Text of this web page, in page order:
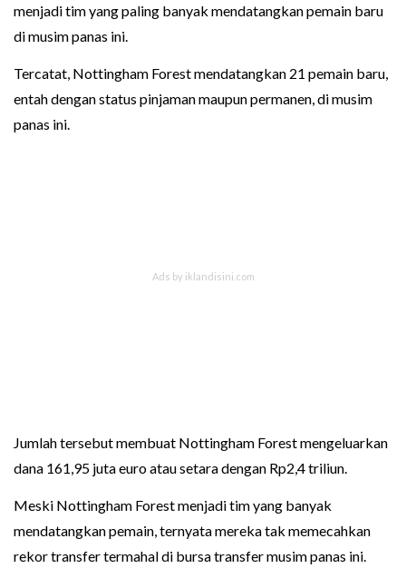
menjadi tim yang paling banyak mendatangkan pemain baru
di musim panas ini.
Tercatat, Nottingham Forest mendatangkan 21 pemain baru,
entah dengan status pinjaman maupun permanen, di musim
panas ini.
Jumlah tersebut membuat Nottingham Forest mengeluarkan
dana 161,95 juta euro atau setara dengan Rp2,4 triliun.
Meski Nottingham Forest menjadi tim yang banyak
mendatangkan pemain, ternyata mereka tak memecahkan
rekor transfer termahal di bursa transfer musim panas ini.